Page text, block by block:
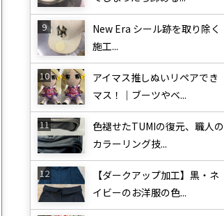
New Era シール跡を取り除く
施工...
アイマス推しぬいリペアでき
マス！｜ブーツやベ...
色褪せたTUMIの復元、職人の
カラーリング技...
【ダークアップ加工】黒・ネ
イビーのお洋服の色...